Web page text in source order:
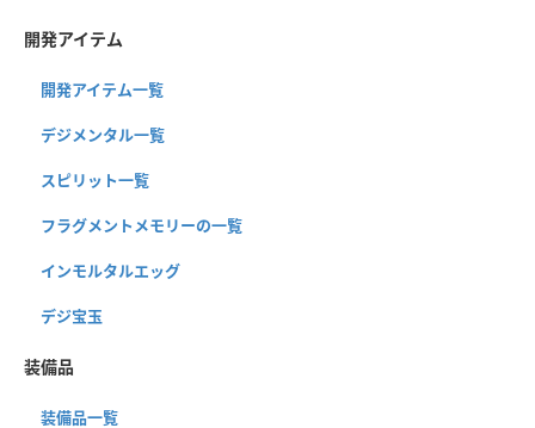
開発アイテム
開発アイテム一覧
デジメンタル一覧
スピリット一覧
フラグメントメモリーの一覧
インモルタルエッグ
デジ宝玉
装備品
装備品一覧